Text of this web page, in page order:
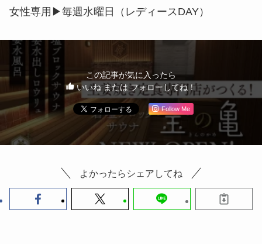
女性専用▶︎毎週水曜日（レディースDAY）
この記事が気に入ったら
いいね または フォローしてね！
Follow Me
よかったらシェアしてね